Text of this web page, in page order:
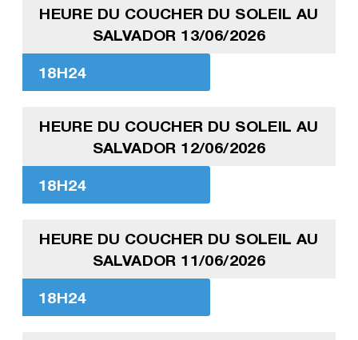
HEURE DU COUCHER DU SOLEIL AU
SALVADOR 13/06/2026
18H24
HEURE DU COUCHER DU SOLEIL AU
SALVADOR 12/06/2026
18H24
HEURE DU COUCHER DU SOLEIL AU
SALVADOR 11/06/2026
18H24